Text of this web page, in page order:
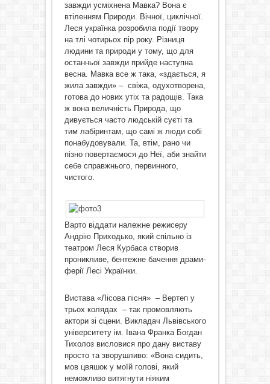
завжди усміхнена Мавка? Вона є
втіленням Природи. Вічної, циклічної.
Леся українка розробила події твору
на тлі чотирьох пір року. Різниця
людини та природи у тому, що для
останньої завжди прийде наступна
весна. Мавка все ж така, «здається, я
жила завжди» – свіжа, одухотворена,
готова до нових утіх та радощів. Така
ж вона величність Природа, що
дивується часто людській суєті та
тим лабіринтам, що самі ж люди собі
понабудовували. Та, втім, рано чи
пізно повертаємося до Неї, аби знайти
себе справжнього, первинного,
чистого.
Варто віддати належне режисеру
Андрію Приходько, який спільно із
театром Леся Курбаса створив
проникливе, бентежне бачення драми-
ферії Лесі Українки.
Вистава «Лісова пісня» – Вертеп у
трьох колядах – так промовляють
актори зі сцени. Викладач Львівського
університету ім. Івана Франка Богдан
Тихолоз висловися про дану виставу
просто та зворушливо: «Вона сидить,
мов цвяшок у моїй голові, який
неможливо витягнути ніяким